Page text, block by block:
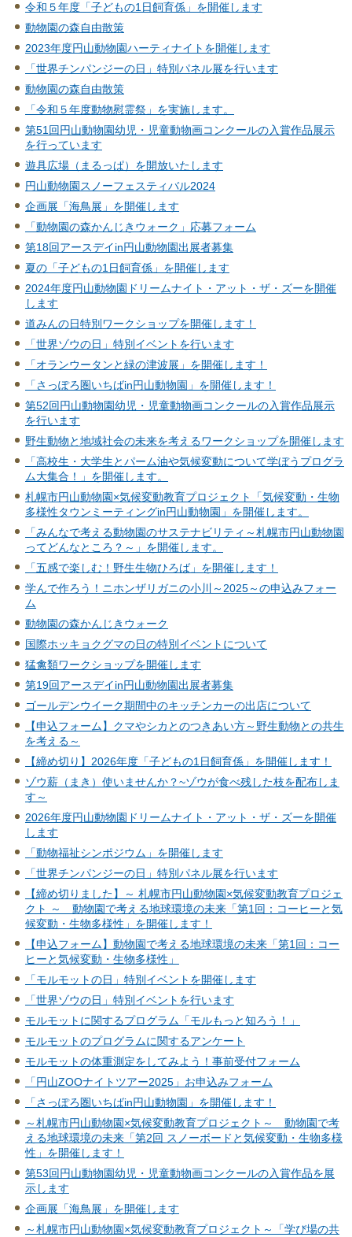
令和５年度「子どもの1日飼育係」を開催します
動物園の森自由散策
2023年度円山動物園ハーティナイトを開催します
「世界チンパンジーの日」特別パネル展を行います
動物園の森自由散策
「令和５年度動物慰霊祭」を実施します。
第51回円山動物園幼児・児童動物画コンクールの入賞作品展示
を行っています
遊具広場（まるっぱ）を開放いたします
円山動物園スノーフェスティバル2024
企画展「海鳥展」を開催します
「動物園の森かんじきウォーク」応募フォーム
第18回アースデイin円山動物園出展者募集
夏の「子どもの1日飼育係」を開催します
2024年度円山動物園ドリームナイト・アット・ザ・ズーを開催
します
道みんの日特別ワークショップを開催します！
「世界ゾウの日」特別イベントを行います
「オランウータンと緑の津波展」を開催します！
「さっぽろ圏いちばin円山動物園」を開催します！
第52回円山動物園幼児・児童動物画コンクールの入賞作品展示
を行います
野生動物と地域社会の未来を考えるワークショップを開催します
「高校生・大学生とパーム油や気候変動について学ぼうプログラ
ム大集合！」を開催します。
札幌市円山動物園×気候変動教育プロジェクト「気候変動・生物
多様性タウンミーティングin円山動物園」を開催します。
「みんなで考える動物園のサステナビリティ～札幌市円山動物園
ってどんなところ？～」を開催します。
「五感で楽しむ！野生生物ひろば」を開催します！
学んで作ろう！ニホンザリガニの小川～2025～の申込みフォー
ム
動物園の森かんじきウォーク
国際ホッキョクグマの日の特別イベントについて
猛禽類ワークショップを開催します
第19回アースデイin円山動物園出展者募集
ゴールデンウイーク期間中のキッチンカーの出店について
【申込フォーム】クマやシカとのつきあい方～野生動物との共生
を考える～
【締め切り】2026年度「子どもの1日飼育係」を開催します！
ゾウ薪（まき）使いませんか？~ゾウが食べ残した枝を配布しま
す～
2026年度円山動物園ドリームナイト・アット・ザ・ズーを開催
します
「動物福祉シンポジウム」を開催します
「世界チンパンジーの日」特別パネル展を行います
【締め切りました】～ 札幌市円山動物園×気候変動教育プロジェ
クト ～ 動物園で考える地球環境の未来「第1回：コーヒーと気
候変動・生物多様性」を開催します！
【申込フォーム】動物園で考える地球環境の未来「第1回：コー
ヒーと気候変動・生物多様性」
「モルモットの日」特別イベントを開催します
「世界ゾウの日」特別イベントを行います
モルモットに関するプログラム「モルもっと知ろう！」
モルモットのプログラムに関するアンケート
モルモットの体重測定をしてみよう！事前受付フォーム
「円山ZOOナイトツアー2025」お申込みフォーム
「さっぽろ圏いちばin円山動物園」を開催します！
～札幌市円山動物園×気候変動教育プロジェクト～ 動物園で考
える地球環境の未来「第2回 スノーボードと気候変動・生物多様
性」を開催します！
第53回円山動物園幼児・児童動物画コンクールの入賞作品を展
示します
企画展「海鳥展」を開催します
～札幌市円山動物園×気候変動教育プロジェクト～「学び場の共